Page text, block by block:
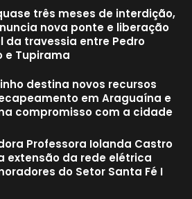
três meses de interdição,
nova ponte e liberação
da travessia entre Pedro
e Tupirama
destina novos recursos
em Araguaína e
compromisso com a cidade
Professora Iolanda Castro
extensão da rede elétrica
do Setor Santa Fé I